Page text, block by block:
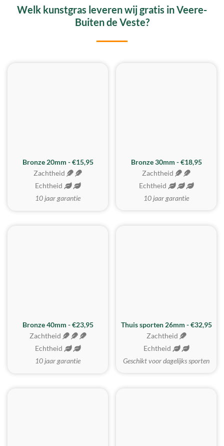
Welk kunstgras leveren wij gratis in Veere-
Buiten de Veste?
Bronze 20mm - €15,95
Zachtheid
Echtheid
10 jaar garantie
BESTE KOOP
Bronze 30mm - €18,95
Zachtheid
Echtheid
10 jaar garantie
Bronze 40mm - €23,95
Zachtheid
Echtheid
10 jaar garantie
Thuis sporten 26mm - €32,95
Zachtheid
Echtheid
Geschikt voor dagelijks sporten